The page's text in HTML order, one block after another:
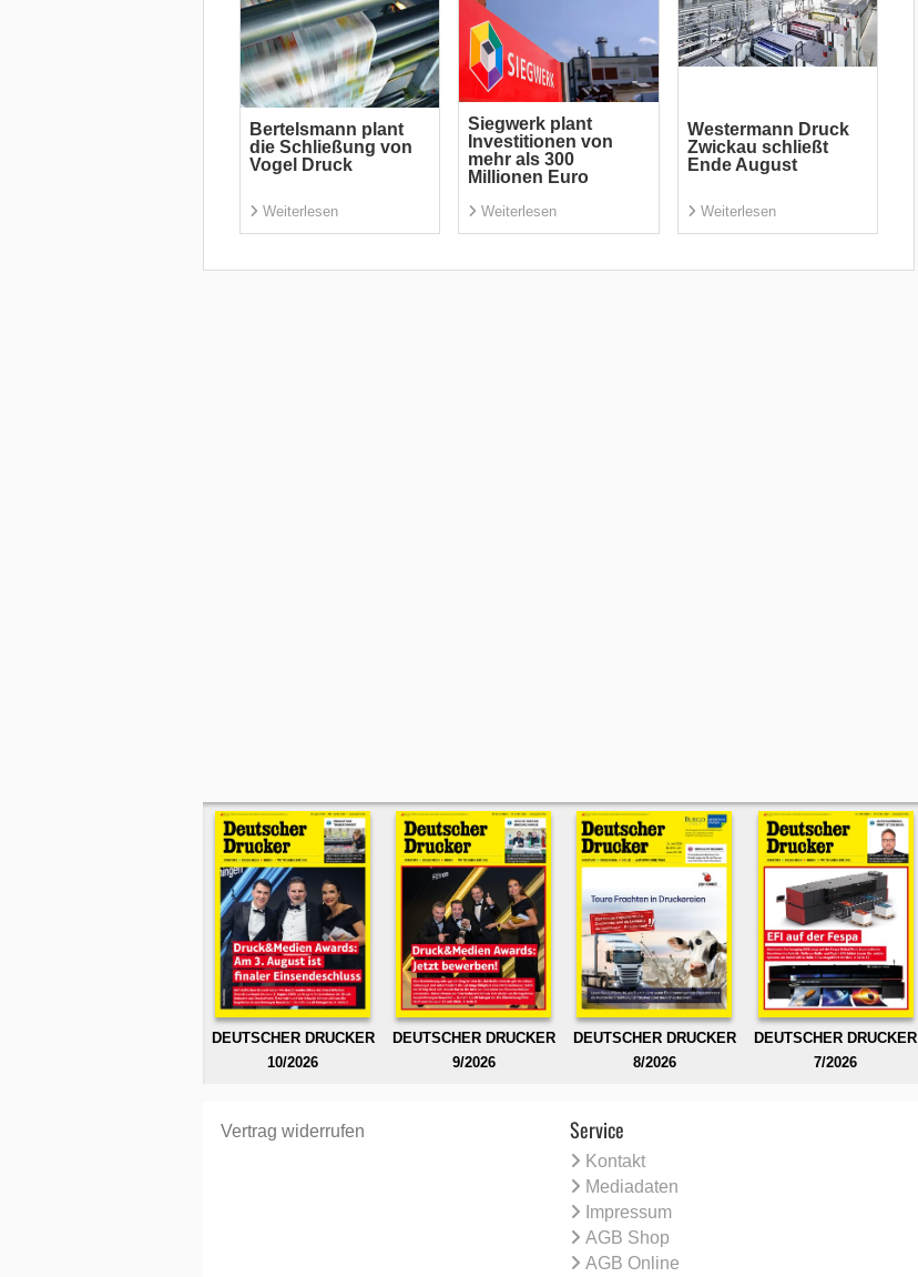
Bertelsmann plant
die Schließung von
Vogel Druck
Weiterlesen
Siegwerk plant
Investitionen von
mehr als 300
Millionen Euro
Weiterlesen
Westermann Druck
Zwickau schließt
Ende August
Weiterlesen
DEUTSCHER DRUCKER
10/2026
DEUTSCHER DRUCKER
9/2026
DEUTSCHER DRUCKER
8/2026
DEUTSCHER DRUCKER
7/2026
Vertrag widerrufen Service
Kontakt
Mediadaten
Impressum
AGB Shop
AGB Online